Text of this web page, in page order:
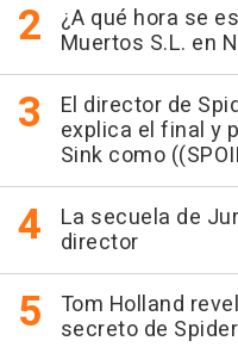
¿A qué hora se
Muertos S.L. en
El director de
explica el final y
Sink como
La secuela de
director
Tom Holland
secreto de